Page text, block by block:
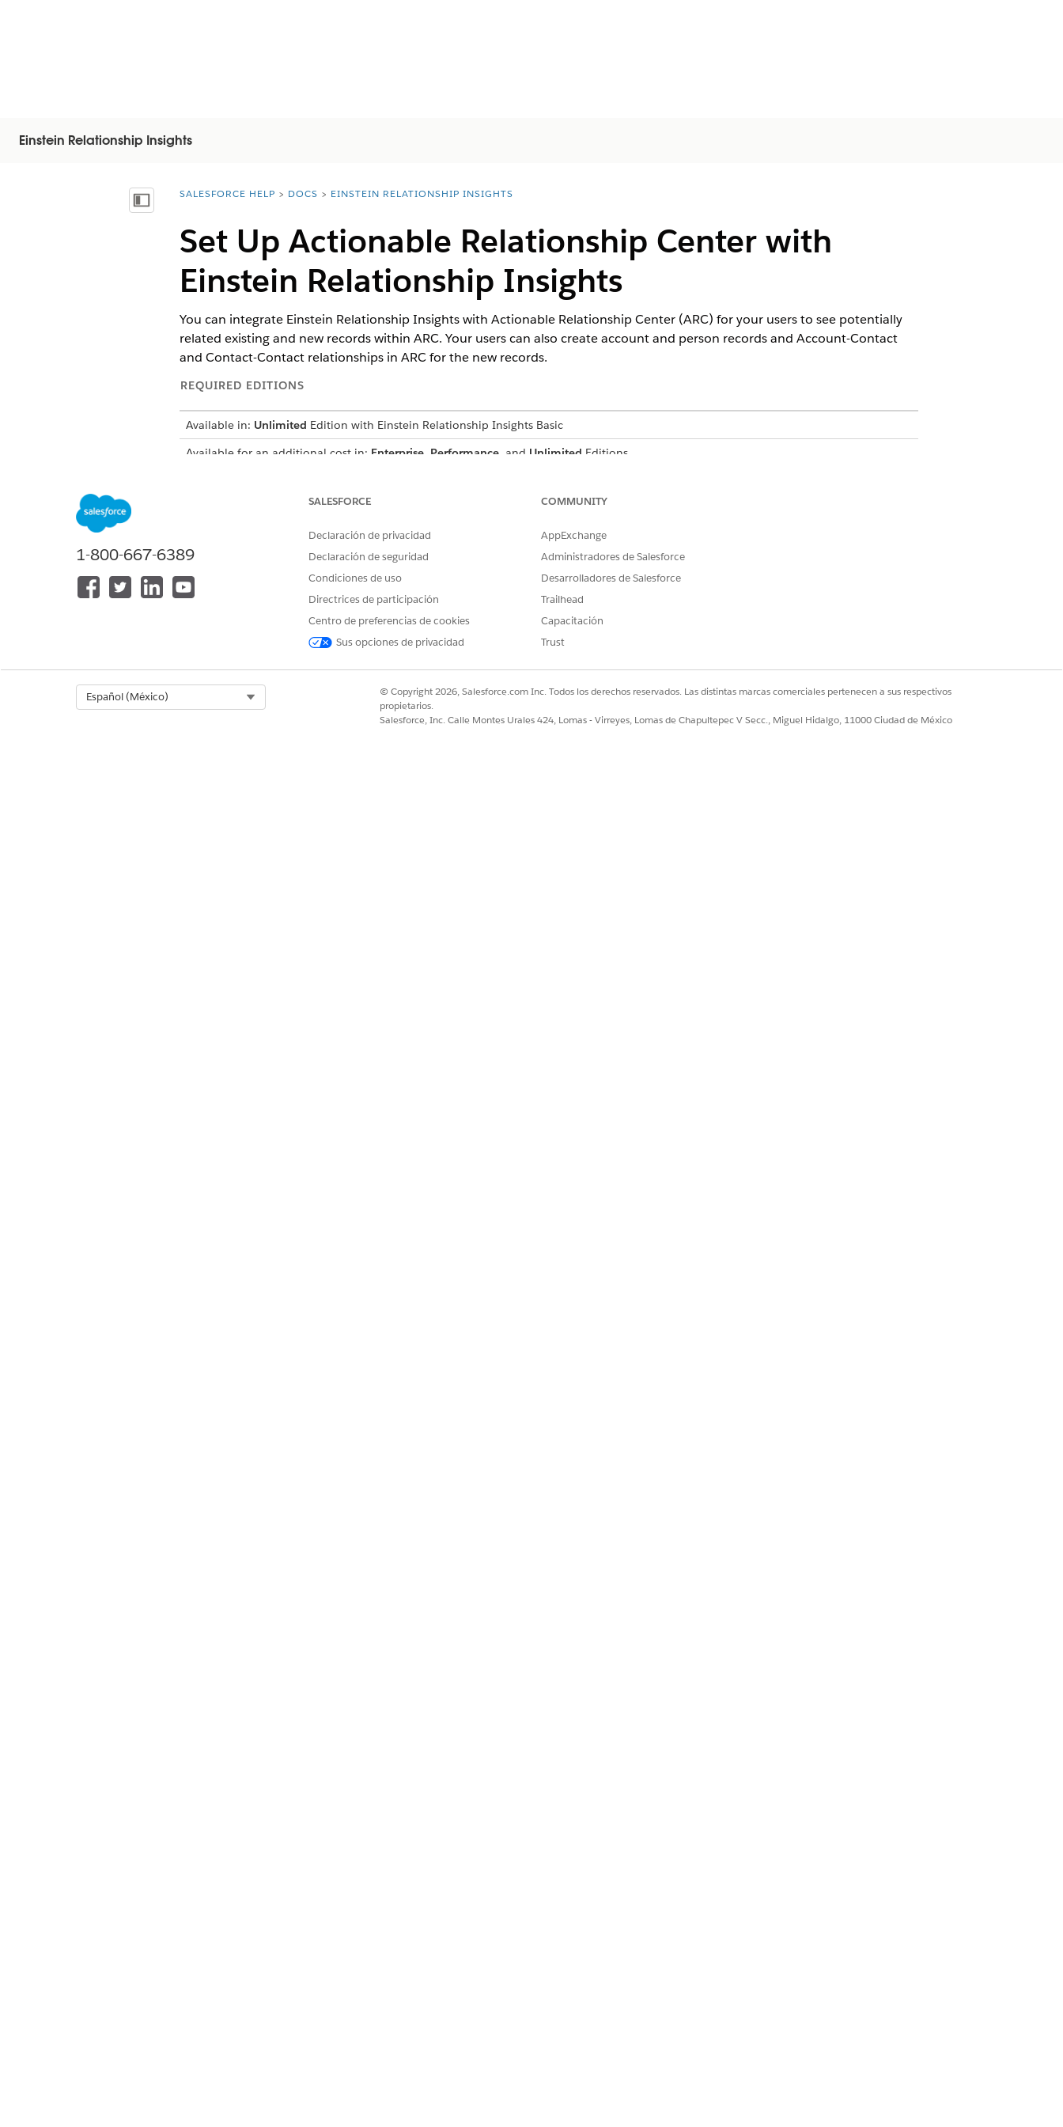
Einstein Relationship Insights
Mostrar índice de materias
You are here:
SALESFORCE HELP DOCS EINSTEIN RELATIONSHIP INSIGHTS
Set Up Actionable Relationship Center with
Einstein Relationship Insights
You can integrate Einstein Relationship Insights with Actionable Relationship Center (ARC) for your users to see potentially
related existing and new records within ARC. Your users can also create account and person records and Account-Contact
and Contact-Contact relationships in ARC for the new records.
REQUIRED EDITIONS
Available in: Unlimited Edition with Einstein Relationship Insights Basic
Available for an additional cost in: Enterprise, Performance, and Unlimited Editions
To view insights from Einstein Relationship Insights on ARC, you must set up Insights on ARC.
¿RESOLVIÓ ESTE ARTÍCULO SU PROBLEMA?
1-800-667-6389
SALESFORCE
Declaración de privacidad
Declaración de seguridad
Condiciones de uso
Directrices de participación
Centro de preferencias de cookies
Sus opciones de privacidad
COMMUNITY
AppExchange
Administradores de Salesforce
Desarrolladores de Salesforce
Trailhead
Capacitación
Trust
Español (México)
© Copyright 2026, Salesforce.com Inc. Todos los derechos reservados. Las distintas marcas comerciales pertenecen a sus respectivos
propietarios.
Salesforce, Inc. Calle Montes Urales 424, Lomas - Virreyes, Lomas de Chapultepec V Secc., Miguel Hidalgo, 11000 Ciudad de México